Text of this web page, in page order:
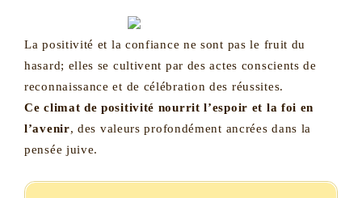
La positivité et la confiance ne sont pas le fruit du
hasard; elles se cultivent par des actes conscients de
reconnaissance et de célébration des réussites.
Ce climat de positivité nourrit l’espoir et la foi en
l’avenir, des valeurs profondément ancrées dans la
pensée juive.